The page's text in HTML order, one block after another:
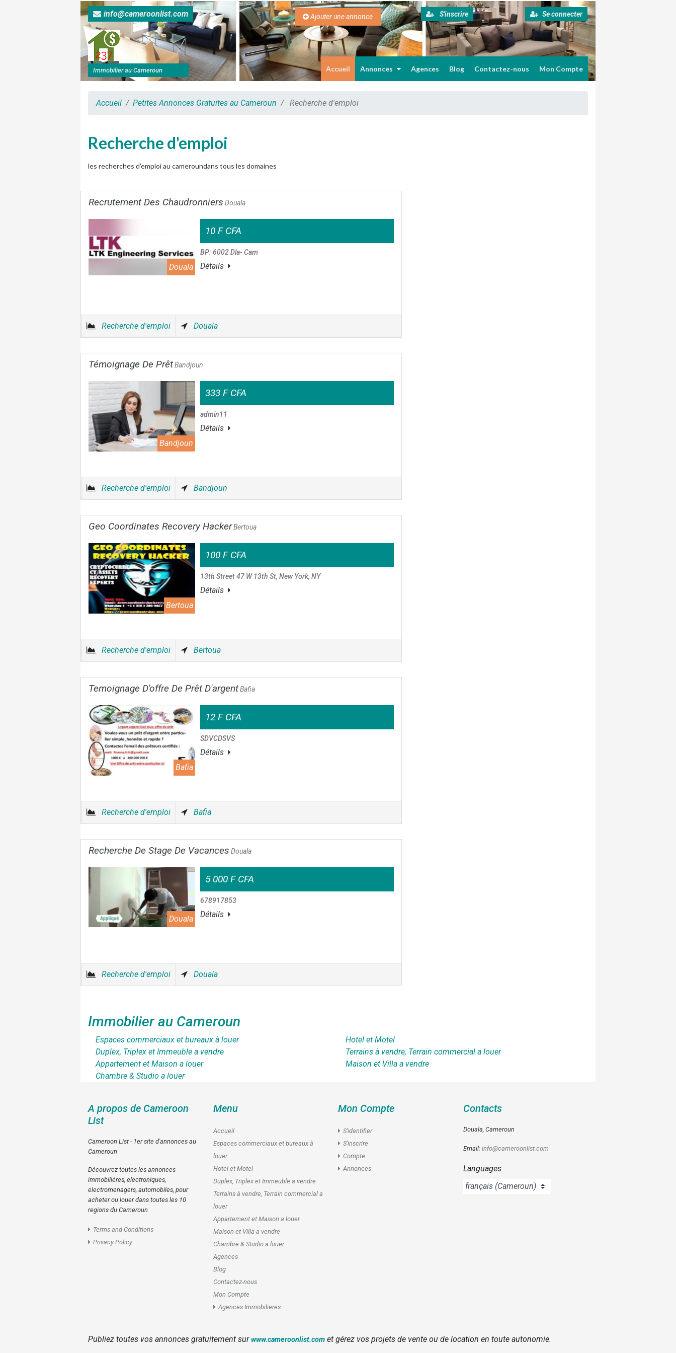
info@cameroonlist.com Ajouter une annonce S'inscrire Se connecter
Immobilier au Cameroun Accueil Annonces Agences Blog Contactez-nous Mon Compte
Accueil Petites Annonces Gratuites au Cameroun Recherche d'emploi
Recherche d'emploi
les recherches d'emploi au cameroundans tous les domaines
Recrutement Des Chaudronniers Douala
Douala
10 F CFA
BP: 6002 Dla- Cam
Détails
Recherche d'emploi Douala
Témoignage De PrêtBandjoun
Bandjoun
333 F CFA
admin11
Détails
Recherche d'emploi Bandjoun
Geo Coordinates Recovery HackerBertoua
Bertoua
100 F CFA
13th Street 47 W 13th St, New York, NY
Détails
Recherche d'emploi Bertoua
Temoignage D'offre De Prêt D'argentBafia
Bafia
12 F CFA
SDVCDSVS
Détails
Recherche d'emploi Bafia
Recherche De Stage De Vacances Douala
Douala
5 000 F CFA
678917853
Détails
Recherche d'emploi Douala
Immobilier au Cameroun
Espaces commerciaux et bureaux à louer
Hotel et Motel
Duplex, Triplex et Immeuble a vendre
Terrains à vendre, Terrain commercial a louer
Appartement et Maison a louer
Maison et Villa a vendre
Chambre & Studio a louer
A propos de Cameroon
List
Cameroon List - 1er site d'annonces au
Cameroun
Découvrez toutes les annonces
immobilières, electroniques,
electromenagers, automobiles, pour
acheter ou louer dans toutes les 10
regions du Cameroun
Terms and Conditions
Privacy Policy
Menu
Accueil
Espaces commerciaux et bureaux à
louer
Hotel et Motel
Duplex, Triplex et Immeuble a vendre
Terrains à vendre, Terrain commercial a
louer
Appartement et Maison a louer
Maison et Villa a vendre
Chambre & Studio a louer
Agences
Blog
Contactez-nous
Mon Compte
Agences Immobilieres
Mon Compte
S'identifier
S'inscrire
Compte
Annonces
Contacts
Douala, Cameroun
Email: info@cameroonlist.com
Languages
Publiez toutes vos annonces gratuitement surwww.cameroonlist.com et gérez vos projets de vente ou de location en toute autonomie.